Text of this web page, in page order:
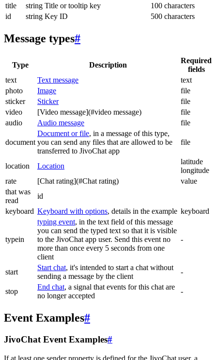
title
string Title or tooltip key
100 characters
id
string Key ID 500 characters
Message types#
Type Description
Required
fields
text
Text message
text
photo
Image
file
sticker
Sticker
file
video
[Video message](#video message)
file
audio
Audio message file
document
Document or file, in a message of this type,
you can send any files that are allowed to be
transferred to JivoChat app
file
location Location
latitude
longitude
rate
[Chat rating](#Chat rating)
value
that was
read
id
keyboard Keyboard with options, details in the example keyboard
typein
typing event, in the text field of this message
you can send the typed text so that it is visible
to the JivoChat app user. Send this event no
more than once every 5 seconds from one
client
-
start
Start chat, it's intended to start a chat without
sending a message by the client
-
stop
End chat, a signal that events for this chat are
no longer accepted
-
Event Examples#
JivoChat Event Examples#
If at least one sender property is defined for the JivoChat user, a